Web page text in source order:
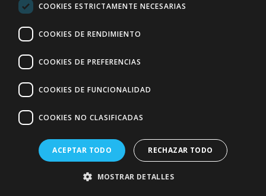
FOTOPROTECTOR
TOUCH SPF 50+ 50 ML
29,90 €
14,70 €
COOKIES ESTRICTAMENTE NECESARIAS
COOKIES DE RENDIMIENTO
COOKIES DE PREFERENCIAS
COOKIES DE FUNCIONALIDAD
COOKIES NO CLASIFICADAS
ACEPTAR TODO RECHAZAR TODO
MOSTRAR DETALLES